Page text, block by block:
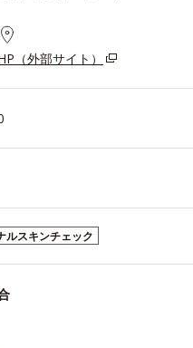
（外部サイト）
ルスキンチェック